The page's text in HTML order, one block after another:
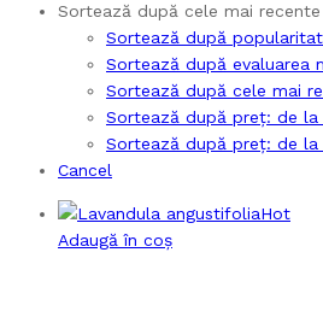
Sortează după cele mai recente
Sortează după
Sortează după evaluarea
Sortează după cele mai
Sortează după preț: de la
Sortează după preț: de la
Cancel
Hot
Adaugă în coș